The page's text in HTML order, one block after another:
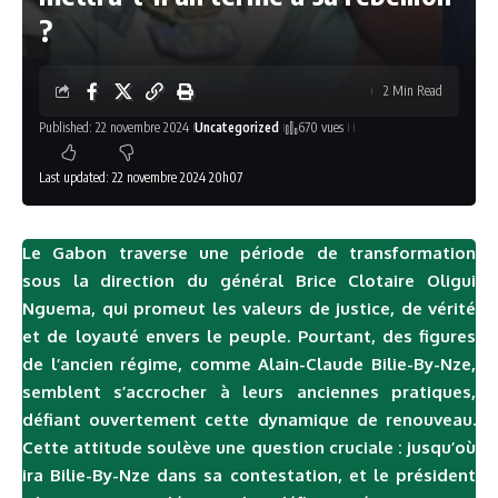
?
Last updated: 22 novembre 2024 20h07
Published: 22 novembre 2024 Uncategorized 670 vues
2 Min Read
Le Gabon traverse une période de transformation
sous la direction du général Brice Clotaire Oligui
Nguema, qui promeut les valeurs de justice, de vérité
et de loyauté envers le peuple. Pourtant, des figures
de l’ancien régime, comme Alain-Claude Bilie-By-Nze,
semblent s’accrocher à leurs anciennes pratiques,
défiant ouvertement cette dynamique de renouveau.
Cette attitude soulève une question cruciale : jusqu’où
ira Bilie-By-Nze dans sa contestation, et le président